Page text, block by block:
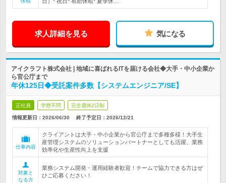
求人詳細を見る 気になる
アイクラフト株式会社 | 地域に喜ばれるITを届ける会社◆大手・中小企業か
ら官公庁まで
年休125日◆受託案件多数【システムエンジニア/SE】
正社員 学歴不問 完全週休2日制
情報更新日：2026/06/30 終了予定日： 2026/12/21
仕事内容
クライアントは大手・中小企業から官公庁まで多種多様！大手生
産管理システムのソリューションパートナーとしても活躍、業務
効率化や生産性向上を支援
対象と
なる方
業務システム開発・運用経験者歓迎！チームで協力できる方はぜ
ひご応募ください！